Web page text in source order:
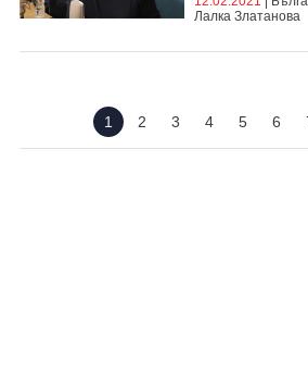
Лалка Златанова
1 2 3 4 5 6